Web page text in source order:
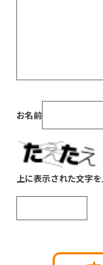
お名前
上に表示された文字を